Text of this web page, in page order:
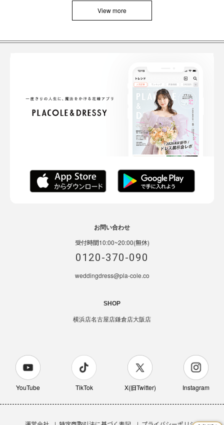
View more
お問い合わせ
受付時間10:00~20:00(無休)
0120-370-090
weddingdress@pla-cole.co
SHOP
横浜店名古屋店鎌倉店大阪店
YouTube TikTok X(旧Twitter) Instagram